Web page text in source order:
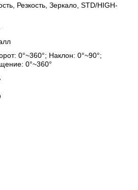
Резкость, Зеркало, STD/HIGH-
0°~360°; Наклон: 0°~90°;
0°~360°